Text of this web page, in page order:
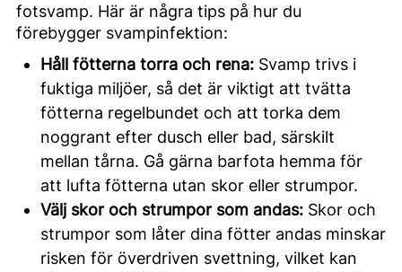
fotsvamp. Här är några tips på hur du
förebygger svampinfektion:
Håll fötterna torra och rena: Svamp trivs i
fuktiga miljöer, så det är viktigt att tvätta
fötterna regelbundet och att torka dem
noggrant efter dusch eller bad, särskilt
mellan tårna. Gå gärna barfota hemma för
att lufta fötterna utan skor eller strumpor.
Välj skor och strumpor som andas: Skor och
strumpor som låter dina fötter andas minskar
risken för överdriven svettning, vilket kan